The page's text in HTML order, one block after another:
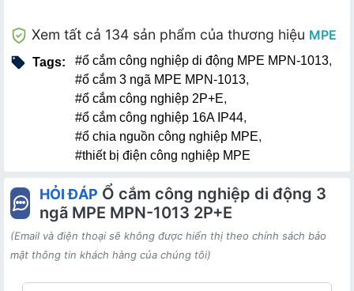
Xem tất cả 134 sản phẩm của thương hiệu MPE
Tags: #ổ cắm công nghiệp di động MPE MPN-1013,
#ổ cắm 3 ngã MPE MPN-1013,
#ổ cắm công nghiệp 2P+E,
#ổ cắm công nghiệp 16A IP44,
#ổ chia nguồn công nghiệp MPE,
#thiết bị điện công nghiệp MPE
HỎI ĐÁP Ổ cắm công nghiệp di động 3
ngã MPE MPN-1013 2P+E
(Email và điện thoại sẽ không được hiển thị theo chính sách bảo
mật thông tin khách hàng của chúng tôi)